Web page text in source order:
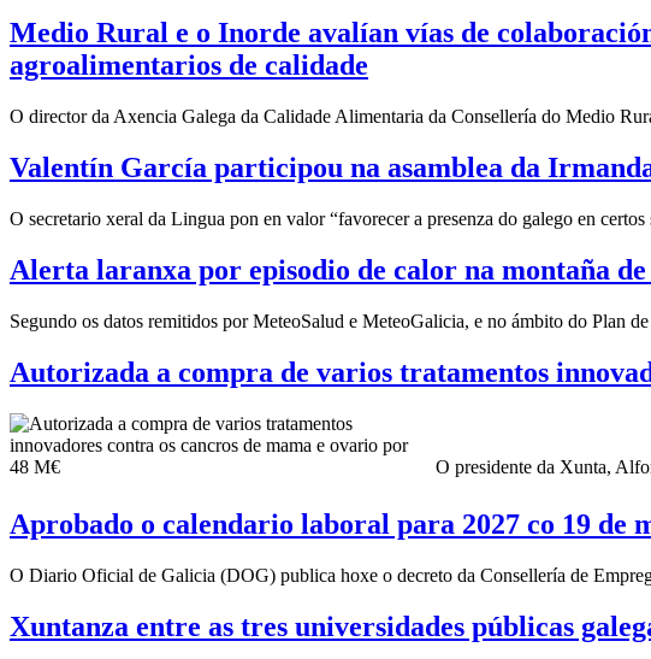
Medio Rural e o Inorde avalían vías de
agroalimentarios de calidade
O director da Axencia Galega da Calidade Alimentaria da Consellería do Medio
Valentín García participou na asamblea da
O secretario xeral da Lingua pon en valor “favorecer a presenza do galego en
Alerta laranxa por episodio de calor na montaña
Segundo os datos remitidos por MeteoSalud e MeteoGalicia, e no ámbito do Plan
Autorizada a compra de varios tratamentos
O presidente da Xunta,
Aprobado o calendario laboral para 2027 co 19 de
O Diario Oficial de Galicia (DOG) publica hoxe o decreto da Consellería de
Xuntanza entre as tres universidades públicas